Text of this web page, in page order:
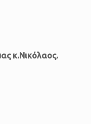
κ.Νικόλαος.